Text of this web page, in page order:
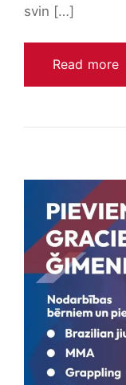
svin […]
Read more